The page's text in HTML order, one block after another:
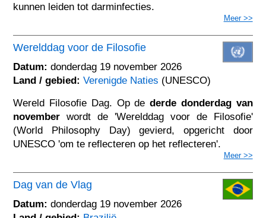
kunnen leiden tot darminfecties.
Meer >>
Werelddag voor de Filosofie
Datum: donderdag 19 november 2026
Land / gebied: Verenigde Naties (UNESCO)
Wereld Filosofie Dag. Op dederde donderdag van
november wordt de 'Werelddag voor de Filosofie'
(World Philosophy Day) gevierd, opgericht door
UNESCO 'om te reflecteren op het reflecteren'.
Meer >>
Dag van de Vlag
Datum: donderdag 19 november 2026